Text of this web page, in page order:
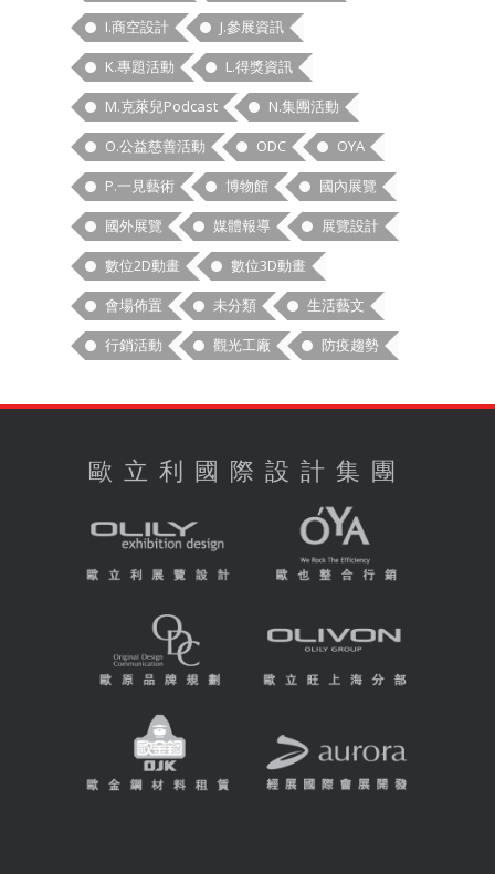
I.商空設計
J.參展資訊
K.專題活動
L.得獎資訊
M.克萊兒Podcast
N.集團活動
O.公益慈善活動
ODC
OYA
P.一見藝術
博物館
國內展覽
國外展覽
媒體報導
展覽設計
數位2D動畫
數位3D動畫
會場佈置
未分類
生活藝文
行銷活動
觀光工廠 防疫趨勢
歐立利國際設計集團